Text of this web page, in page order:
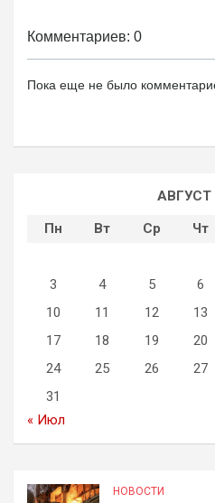
Комментариев: 0
Пока еще не было
АВГУСТ
Пн
Вт Ср Чт
3
4 5 6
10
11 12 13
17
18 19 20
24
25 26 27
31
« Июл
НОВОСТИ